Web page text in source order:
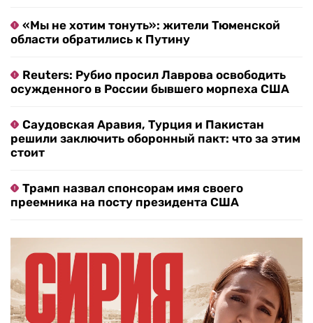
«Мы не хотим тонуть»: жители Тюменской
области обратились к Путину
Reuters: Рубио просил Лаврова освободить
осужденного в России бывшего морпеха США
Саудовская Аравия, Турция и Пакистан
решили заключить оборонный пакт: что за этим
стоит
Трамп назвал спонсорам имя своего
преемника на посту президента США